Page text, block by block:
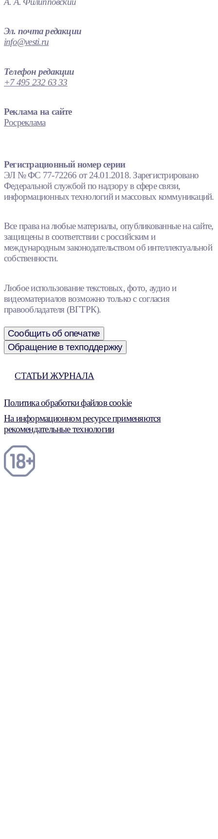
Эл. почта редакции
info@vesti.ru
Телефон редакции
+7 495 232 63 33
Реклама на сайте
Росреклама
Регистрационный номер серии
ЭЛ № ФС 77-72266 от 24.01.2018. Зарегистрировано
Федеральной службой по надзору в сфере связи,
информационных технологий и массовых коммуникаций.
Все права на любые материалы, опубликованные на сайте,
защищены в соответствии с российским и
международным законодательством об интеллектуальной
собственности.
Любое использование текстовых, фото, аудио и
видеоматериалов возможно только с согласия
правообладателя (ВГТРК).
Сообщить об опечатке
Обращение в техподдержку
СТАТЬИ ЖУРНАЛА
Политика обработки файлов cookie
На информационном ресурсе применяются
рекомендательные технологии